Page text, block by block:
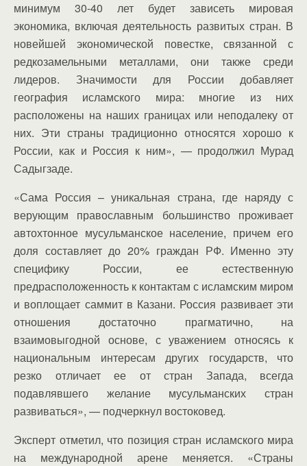
минимум 30-40 лет будет зависеть мировая
экономика, включая деятельность развитых стран. В
новейшей экономической повестке, связанной с
редкозамельными металлами, они также среди
лидеров. Значимости для России добавляет
география исламского мира: многие из них
расположены на наших границах или неподалеку от
них. Эти страны традиционно относятся хорошо к
России, как и Россия к ним», — продолжил Мурад
Садыгзаде.
«Сама Россия – уникальная страна, где наряду с
верующим православным большинство проживает
автохтонное мусульманское население, причем его
доля составляет до 20% граждан РФ. Именно эту
специфику России, ее естественную
предрасположенность к контактам с исламским миром
и воплощает саммит в Казани. Россия развивает эти
отношения достаточно прагматично, на
взаимовыгодной основе, с уважением относясь к
национальным интересам других государств, что
резко отличает ее от стран Запада, всегда
подавлявшего желание мусульманских стран
развиваться», — подчеркнул востоковед.
Эксперт отметил, что позиция стран исламского мира
на международной арене меняется. «Страны